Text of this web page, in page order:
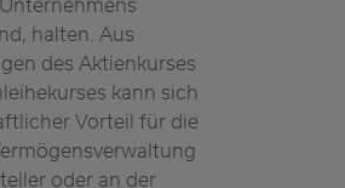
halten. Aus
des Aktienkurses
kann sich
Vorteil für die
oder an der